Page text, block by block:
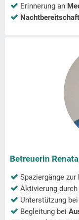
Erinnerung an
Betreuerin
Spaziergänge zur
Aktivierung durch
Unterstützung bei
Begleitung bei